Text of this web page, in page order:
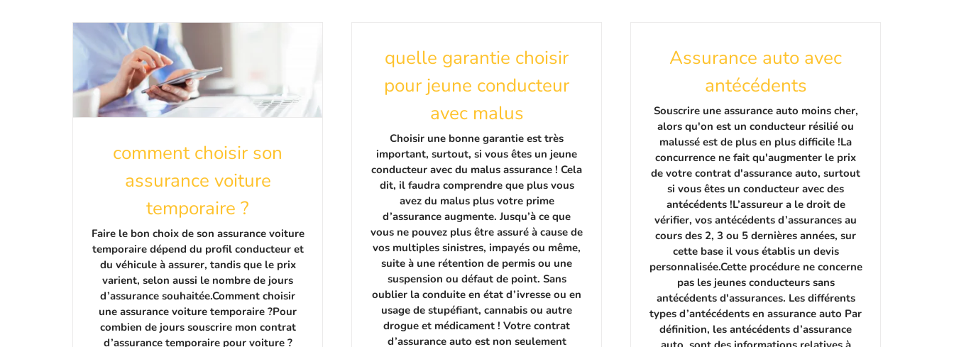
comment choisir son
assurance voiture
temporaire ?
Faire le bon choix de son assurance voiture
temporaire dépend du profil conducteur et
du véhicule à assurer, tandis que le prix
varient, selon aussi le nombre de jours
d’assurance souhaitée.Comment choisir
une assurance voiture temporaire ?Pour
combien de jours souscrire mon contrat
d’assurance temporaire pour voiture ?
quelle garantie choisir
pour jeune conducteur
avec malus
Choisir une bonne garantie est très
important, surtout, si vous êtes un jeune
conducteur avec du malus assurance ! Cela
dit, il faudra comprendre que plus vous
avez du malus plus votre prime
d’assurance augmente. Jusqu’à ce que
vous ne pouvez plus être assuré à cause de
vos multiples sinistres, impayés ou même,
suite à une rétention de permis ou une
suspension ou défaut de point. Sans
oublier la conduite en état d’ivresse ou en
usage de stupéfiant, cannabis ou autre
drogue et médicament ! Votre contrat
d’assurance auto est non seulement
Assurance auto avec
antécédents
Souscrire une assurance auto moins cher,
alors qu'on est un conducteur résilié ou
malussé est de plus en plus difficile !La
concurrence ne fait qu'augmenter le prix
de votre contrat d'assurance auto, surtout
si vous êtes un conducteur avec des
antécédents !L’assureur a le droit de
vérifier, vos antécédents d’assurances au
cours des 2, 3 ou 5 dernières années, sur
cette base il vous établis un devis
personnalisée.Cette procédure ne concerne
pas les jeunes conducteurs sans
antécédents d'assurances. Les différents
types d’antécédents en assurance auto Par
définition, les antécédents d’assurance